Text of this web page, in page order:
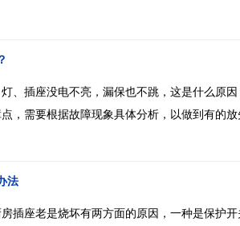
、插座没电不亮，漏保也不跳，这是什么原
，需要根据故障现象具体分析，以做到有的放
法
插座老是烧坏有两方面的原因，一种是保护